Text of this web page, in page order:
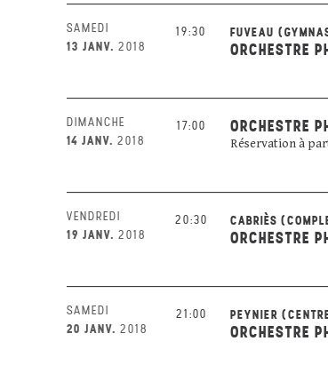
SAMEDI
13 JANV. 2018
19:30 FUVEAU
ORCHESTRE
DIMANCHE
14 JANV. 2018
17:00 ORCHESTRE
Réservation à
VENDREDI
19 JANV. 2018
20:30 CABRIÈS
ORCHESTRE
SAMEDI
20 JANV. 2018
21:00 PEYNIER
ORCHESTRE